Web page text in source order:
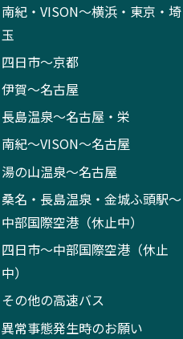
南紀・VISON～横浜・東京・埼
玉
四日市～京都
伊賀～名古屋
長島温泉～名古屋・栄
南紀～VISON～名古屋
湯の山温泉～名古屋
桑名・長島温泉・金城ふ頭駅～
中部国際空港（休止中）
四日市～中部国際空港（休止
中）
その他の高速バス
異常事態発生時のお願い